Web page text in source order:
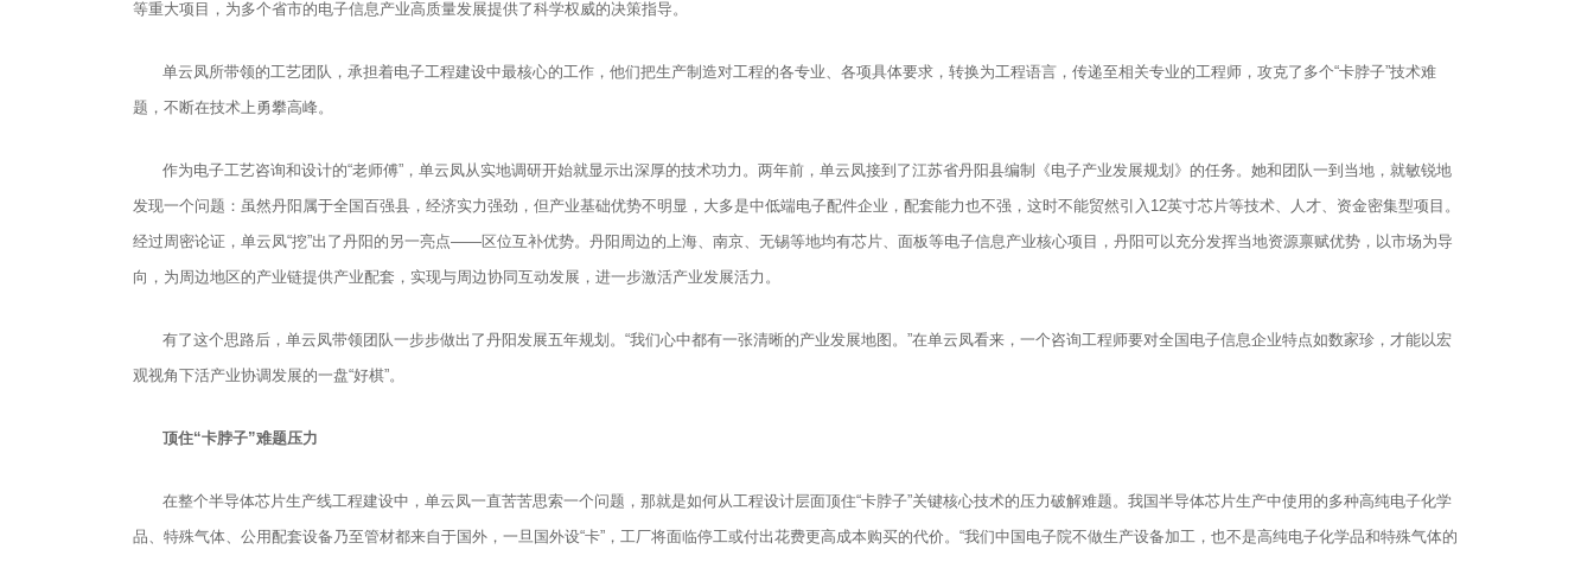
等重大项目，为多个省市的电子信息产业高质量发展提供了科学权威的决策指导。
单云凤所带领的工艺团队，承担着电子工程建设中最核心的工作，他们把生产制造对工程的各专业、各项具体要求，转换为工程语言，传递至相关专业的工程师，攻克了多个“卡脖子”技术难
题，不断在技术上勇攀高峰。
作为电子工艺咨询和设计的“老师傅”，单云凤从实地调研开始就显示出深厚的技术功力。两年前，单云凤接到了江苏省丹阳县编制《电子产业发展规划》的任务。她和团队一到当地，就敏锐地
发现一个问题：虽然丹阳属于全国百强县，经济实力强劲，但产业基础优势不明显，大多是中低端电子配件企业，配套能力也不强，这时不能贸然引入12英寸芯片等技术、人才、资金密集型项目。
经过周密论证，单云凤“挖”出了丹阳的另一亮点——区位互补优势。丹阳周边的上海、南京、无锡等地均有芯片、面板等电子信息产业核心项目，丹阳可以充分发挥当地资源禀赋优势，以市场为导
向，为周边地区的产业链提供产业配套，实现与周边协同互动发展，进一步激活产业发展活力。
有了这个思路后，单云凤带领团队一步步做出了丹阳发展五年规划。“我们心中都有一张清晰的产业发展地图。”在单云凤看来，一个咨询工程师要对全国电子信息企业特点如数家珍，才能以宏
观视角下活产业协调发展的一盘“好棋”。
顶住“卡脖子”难题压力
在整个半导体芯片生产线工程建设中，单云凤一直苦苦思索一个问题，那就是如何从工程设计层面顶住“卡脖子”关键核心技术的压力破解难题。我国半导体芯片生产中使用的多种高纯电子化学
品、特殊气体、公用配套设备乃至管材都来自于国外，一旦国外设“卡”，工厂将面临停工或付出花费更高成本购买的代价。“我们中国电子院不做生产设备加工，也不是高纯电子化学品和特殊气体的